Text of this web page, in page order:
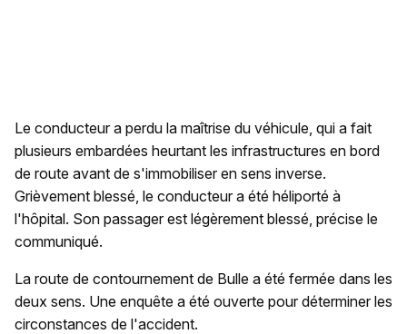
Le conducteur a perdu la maîtrise du véhicule, qui a fait
plusieurs embardées heurtant les infrastructures en bord
de route avant de s'immobiliser en sens inverse.
Grièvement blessé, le conducteur a été héliporté à
l'hôpital. Son passager est légèrement blessé, précise le
communiqué.
La route de contournement de Bulle a été fermée dans les
deux sens. Une enquête a été ouverte pour déterminer les
circonstances de l'accident.